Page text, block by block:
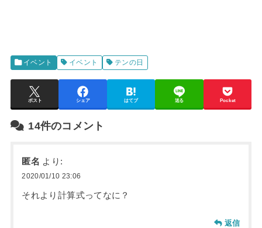
イベント イベント テンの日
ポスト シェア はてブ 送る Pocket
14件のコメント
匿名 より:
2020/01/10 23:06
それより計算式ってなに？
返信